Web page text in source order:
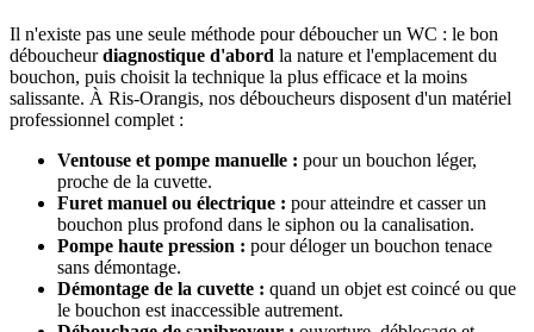
Il n'existe pas une seule méthode pour déboucher un WC : le bon
déboucheurdiagnostique d'abord la nature et l'emplacement du
bouchon, puis choisit la technique la plus efficace et la moins
salissante. À Ris-Orangis, nos déboucheurs disposent d'un matériel
professionnel complet :
Ventouse et pompe manuelle : pour un bouchon léger,
proche de la cuvette.
Furet manuel ou électrique : pour atteindre et casser un
bouchon plus profond dans le siphon ou la canalisation.
Pompe haute pression : pour déloger un bouchon tenace
sans démontage.
Démontage de la cuvette : quand un objet est coincé ou que
le bouchon est inaccessible autrement.